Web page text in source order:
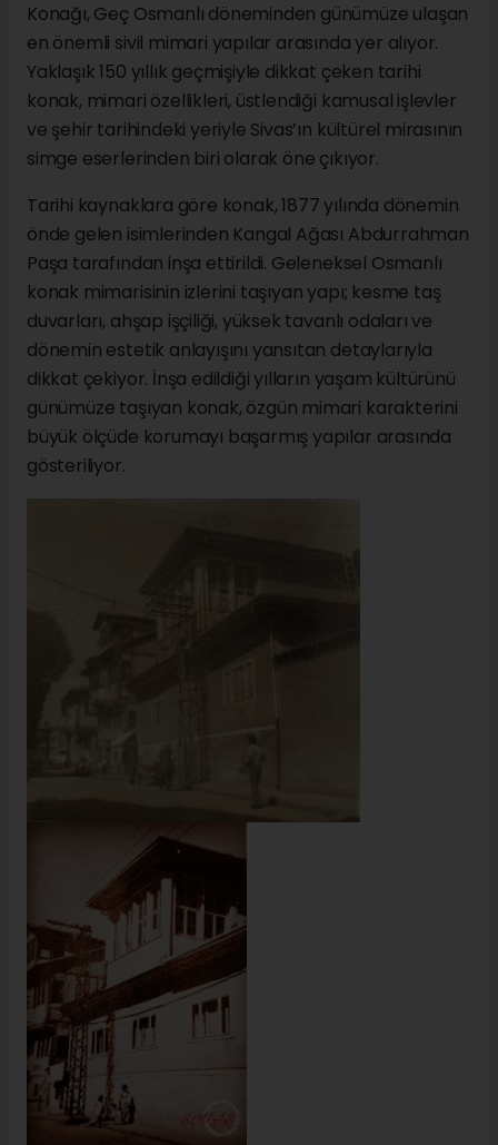
Konağı, Geç Osmanlı döneminden günümüze ulaşan
en önemli sivil mimari yapılar arasında yer alıyor.
Yaklaşık 150 yıllık geçmişiyle dikkat çeken tarihi
konak, mimari özellikleri, üstlendiği kamusal işlevler
ve şehir tarihindeki yeriyle Sivas’ın kültürel mirasının
simge eserlerinden biri olarak öne çıkıyor.
Tarihi kaynaklara göre konak, 1877 yılında dönemin
önde gelen isimlerinden Kangal Ağası Abdurrahman
Paşa tarafından inşa ettirildi. Geleneksel Osmanlı
konak mimarisinin izlerini taşıyan yapı; kesme taş
duvarları, ahşap işçiliği, yüksek tavanlı odaları ve
dönemin estetik anlayışını yansıtan detaylarıyla
dikkat çekiyor. İnşa edildiği yılların yaşam kültürünü
günümüze taşıyan konak, özgün mimari karakterini
büyük ölçüde korumayı başarmış yapılar arasında
gösteriliyor.